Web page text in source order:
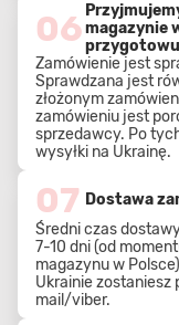
06magazynie
Zamówienie jest
Sprawdzana jest
złożonym
zamówieniu jest
sprzedawcy. Po
wysyłki na Ukrainę.
07 Dostawa
Średni czas
7-10 dni (od
magazynu w
Ukrainie zostaniesz
mail/viber.